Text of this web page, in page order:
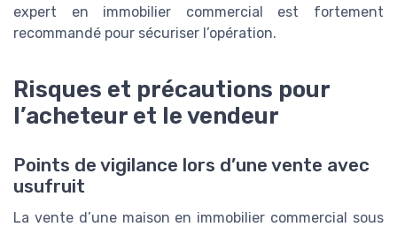
expert en immobilier commercial est fortement
recommandé pour sécuriser l’opération.
Risques et précautions pour
l’acheteur et le vendeur
Points de vigilance lors d’une vente avec
usufruit
La vente d’une maison en immobilier commercial sous